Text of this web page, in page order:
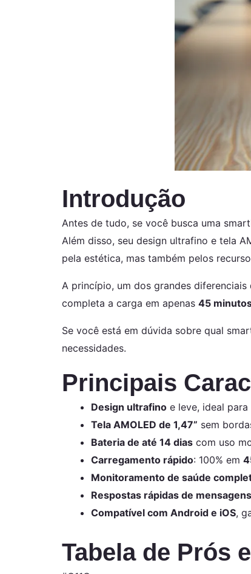
Introdução
Antes de tudo, se você busca uma
Além disso, seu design ultrafino e tela
pela estética, mas também pelos
A princípio, um dos grandes diferenciais
completa a carga em apenas 45
Se você está em dúvida sobre qual
necessidades.
Principais
Design ultrafino e leve, ideal
Tela AMOLED de 1,47” sem
Bateria de até 14 dias com uso
Carregamento rápido: 100% em
Monitoramento de saúde
Respostas rápidas de mensagens
Compatível com Android e iOS,
Tabela de Prós